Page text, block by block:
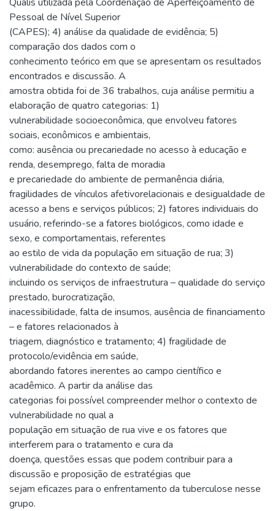
Pessoal de Nível Superior
(CAPES); 4) análise da qualidade de evidência; 5)
comparação dos dados com o
conhecimento teórico em que se apresentam os resultados
encontrados e discussão. A
amostra obtida foi de 36 trabalhos, cuja análise permitiu a
elaboração de quatro categorias: 1)
vulnerabilidade socioeconômica, que envolveu fatores
sociais, econômicos e ambientais,
como: ausência ou precariedade no acesso à educação e
renda, desemprego, falta de moradia
e precariedade do ambiente de permanência diária,
fragilidades de vínculos afetivorelacionais e desigualdade de
acesso a bens e serviços públicos; 2) fatores individuais do
usuário, referindo-se a fatores biológicos, como idade e
sexo, e comportamentais, referentes
ao estilo de vida da população em situação de rua; 3)
vulnerabilidade do contexto de saúde;
incluindo os serviços de infraestrutura – qualidade do serviço
prestado, burocratização,
inacessibilidade, falta de insumos, ausência de financiamento
– e fatores relacionados à
triagem, diagnóstico e tratamento; 4) fragilidade de
protocolo/evidência em saúde,
abordando fatores inerentes ao campo científico e
acadêmico. A partir da análise das
categorias foi possível compreender melhor o contexto de
vulnerabilidade no qual a
população em situação de rua vive e os fatores que
interferem para o tratamento e cura da
doença, questões essas que podem contribuir para a
discussão e proposição de estratégias que
sejam eficazes para o enfrentamento da tuberculose nesse
grupo.